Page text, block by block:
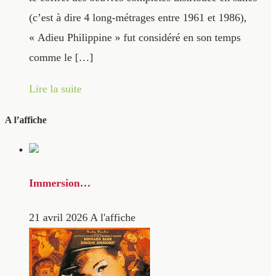
(c’est à dire 4 long-métrages entre 1961 et 1986),
« Adieu Philippine » fut considéré en son temps
comme le […]
Lire la suite
A l’affiche
Immersion…
21 avril 2026 A l'affiche